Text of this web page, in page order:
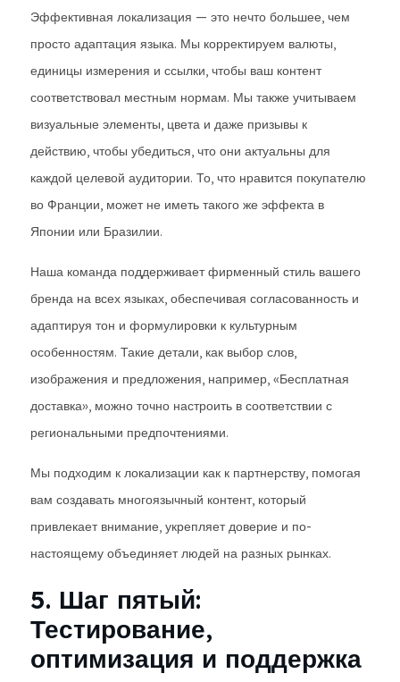
Эффективная локализация — это нечто большее, чем
просто адаптация языка. Мы корректируем валюты,
единицы измерения и ссылки, чтобы ваш контент
соответствовал местным нормам. Мы также учитываем
визуальные элементы, цвета и даже призывы к
действию, чтобы убедиться, что они актуальны для
каждой целевой аудитории. То, что нравится покупателю
во Франции, может не иметь такого же эффекта в
Японии или Бразилии.
Наша команда поддерживает фирменный стиль вашего
бренда на всех языках, обеспечивая согласованность и
адаптируя тон и формулировки к культурным
особенностям. Такие детали, как выбор слов,
изображения и предложения, например, «Бесплатная
доставка», можно точно настроить в соответствии с
региональными предпочтениями.
Мы подходим к локализации как к партнерству, помогая
вам создавать многоязычный контент, который
привлекает внимание, укрепляет доверие и по-
настоящему объединяет людей на разных рынках.
5. Шаг пятый:
Тестирование,
оптимизация и поддержка